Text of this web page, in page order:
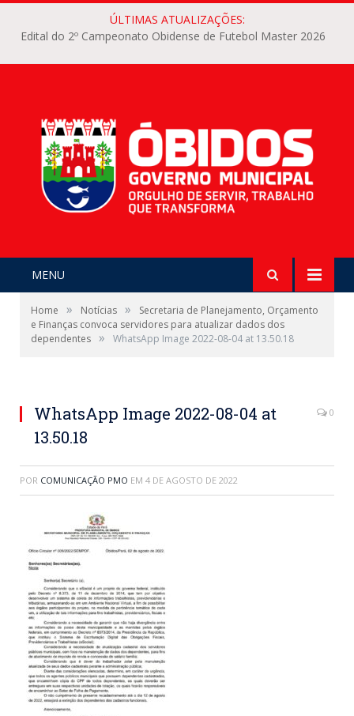
ÚLTIMAS ATUALIZAÇÕES:
Edital do 2º Campeonato Obidense de Futebol Master 2026
MENU
Home » Notícias »
Secretaria de Planejamento, Orçamento
e Finanças convoca servidores para atualizar dados dos
dependentes » WhatsApp Image 2022-08-04 at 13.50.18
WhatsApp Image 2022-08-04 at
13.50.18
0
POR COMUNICAÇÃO PMO EM 4 DE AGOSTO DE 2022